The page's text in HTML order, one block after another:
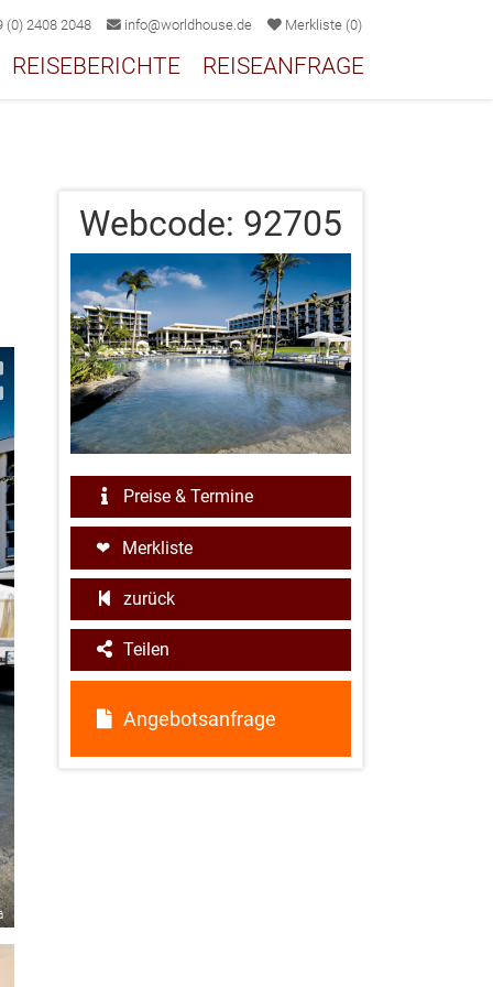
(0) 2408 2048 info@worldhouse.de Merkliste (0)
REISEBERICHTE REISEANFRAGE
Webcode: 92705
Preise & Termine
Angebotsanfrage
Merkliste
zurück
Teilen
2/7